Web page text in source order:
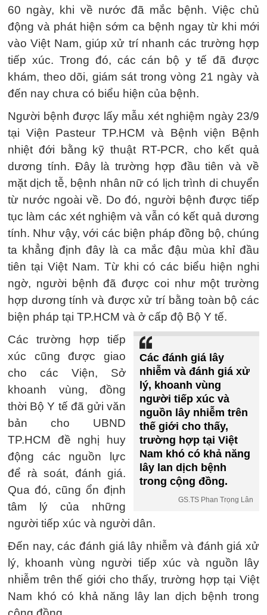
60 ngày, khi về nước đã mắc bệnh. Việc chủ
động và phát hiện sớm ca bệnh ngay từ khi mới
vào Việt Nam, giúp xử trí nhanh các trường hợp
tiếp xúc. Trong đó, các cán bộ y tế đã được
khám, theo dõi, giám sát trong vòng 21 ngày và
đến nay chưa có biểu hiện của bệnh.
Người bệnh được lấy mẫu xét nghiệm ngày 23/9
tại Viện Pasteur TP.HCM và Bệnh viện Bệnh
nhiệt đới bằng kỹ thuật RT-PCR, cho kết quả
dương tính. Đây là trường hợp đầu tiên và về
mặt dịch tễ, bệnh nhân nữ có lịch trình di chuyển
từ nước ngoài về. Do đó, người bệnh được tiếp
tục làm các xét nghiệm và vẫn có kết quả dương
tính. Như vậy, với các biện pháp đồng bộ, chúng
ta khẳng định đây là ca mắc đậu mùa khỉ đầu
tiên tại Việt Nam. Từ khi có các biểu hiện nghi
ngờ, người bệnh đã được coi như một trường
hợp dương tính và được xử trí bằng toàn bộ các
biện pháp tại TP.HCM và ở cấp độ Bộ Y tế.
Các đánh giá lây
nhiễm và đánh giá xử
lý, khoanh vùng
người tiếp xúc và
nguồn lây nhiễm trên
thế giới cho thấy,
trường hợp tại Việt
Nam khó có khả năng
lây lan dịch bệnh
trong cộng đồng.
GS.TS Phan Trọng Lân
Các trường hợp tiếp
xúc cũng được giao
cho các Viện, Sở
khoanh vùng, đồng
thời Bộ Y tế đã gửi văn
bản cho UBND
TP.HCM đề nghị huy
động các nguồn lực
để rà soát, đánh giá.
Qua đó, cũng ổn định
tâm lý của những
người tiếp xúc và người dân.
Đến nay, các đánh giá lây nhiễm và đánh giá xử
lý, khoanh vùng người tiếp xúc và nguồn lây
nhiễm trên thế giới cho thấy, trường hợp tại Việt
Nam khó có khả năng lây lan dịch bệnh trong